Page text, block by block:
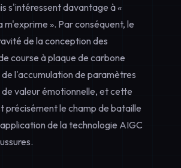
s'intéressent davantage à «
m'exprime ». Par conséquent, le
de la conception des
course à plaque de carbone
l'accumulation de paramètres
de valeur émotionnelle, et cette
précisément le champ de bataille
application de la technologie AIGC
.